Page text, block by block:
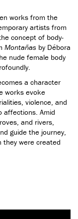
works from the
artists from
concept of body-
Montañas by Débora
nude female body
a character
works evoke
violence, and
affections. Amid
and rivers,
guide the journey,
they were created